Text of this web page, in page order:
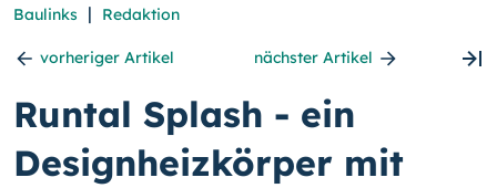
Baulinks | Redaktion
vorheriger Artikel nächster Artikel
Runtal Splash - ein
Designheizkörper mit